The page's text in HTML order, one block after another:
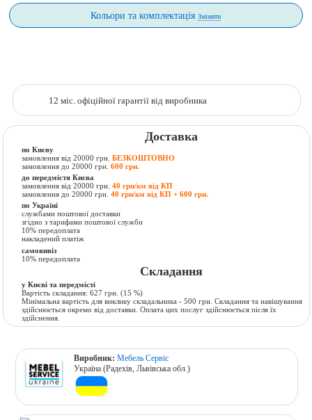
Кольори та комплектаціяЗмінити
12 міс. офіційної гарантії від виробника
Доставка
по Києву
замовлення від 20000 грн.БЕЗКОШТОВНО
замовлення до 20000 грн.600 грн.
до передмістя Києва
замовлення від 20000 грн.40 грн/км від КП
замовлення до 20000 грн.40 грн/км від КП + 600 грн.
по Україні
службами поштової доставки
згідно з тарифами поштової служби
10% передоплата
накладений платіж
самовивіз
10% передоплата
Складання
у Києві та передмісті
Вартість складання:627 грн. (15 %)
Мінімальна вартість для виклику складальника - 500 грн. Складання та навішування
здійснюється окремо від доставки. Оплата цих послуг здійснюється після їх
здійснення.
Виробник:Мебель Сервіс
Україна (Радехів, Львівська обл.)